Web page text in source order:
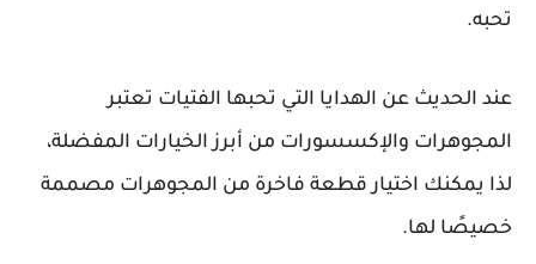
تحبه.
عند الحديث عن الهدايا التي تحبها الفتيات تعتبر
المجوهرات والإكسسورات من أبرز الخيارات المفضلة،
لذا يمكنك اختيار قطعة فاخرة من المجوهرات مصممة
خصيصًا لها.